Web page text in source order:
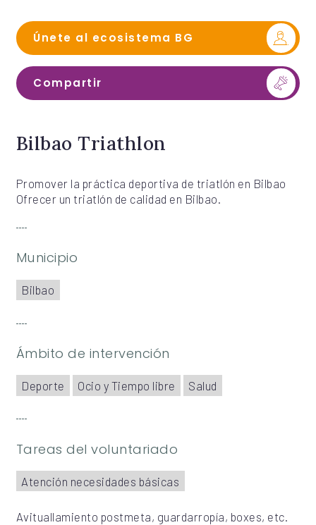
Únete al ecosistema BG
Compartir
Bilbao Triathlon
Promover la práctica deportiva de triatlón en Bilbao
Ofrecer un triatlón de calidad en Bilbao.
Municipio
Bilbao
Ámbito de intervención
Deporte Ocio y Tiempo libre Salud
Tareas del voluntariado
Atención necesidades básicas
Avituallamiento postmeta, guardarropía, boxes, etc.